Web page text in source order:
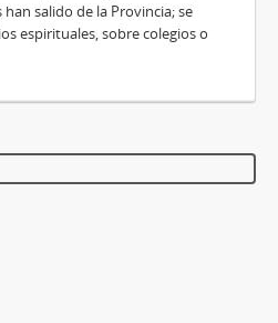
salido de la Provincia; se
espirituales, sobre colegios o